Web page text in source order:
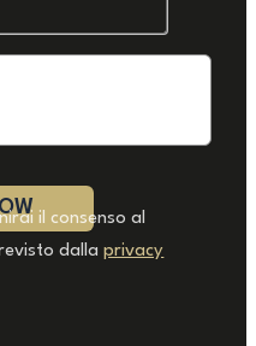
il consenso al
dallaprivacy